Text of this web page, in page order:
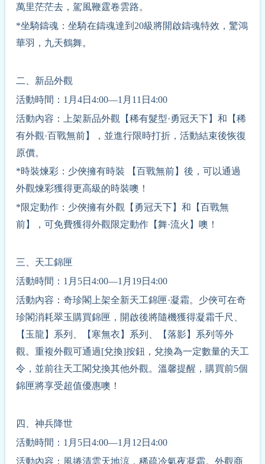
萬里茫茫去，駕風鞭霆卷雲路。
*坐騎鑄魂：坐騎在鑄魂達到20級將開啟鑄魂特效，驚鴻
華羽，九天鶴舞。
二、新品外觀
活動時間：1月4日4:00—1月11日4:00
活動內容：上架新品外觀【稀有髮型·勇冠天下】和【稀
有外觀·百戰無前】，並進行限時打折，活動結束後恢復
原價。
*時裝煉彩：少俠擁有時裝 【百戰無前】後，可以通過
外觀煉彩獲得更高級的時裝噢！
*限定動作：少俠擁有外觀【勇冠天下】和【百戰無
前】，可免費獲得外觀限定動作【舞·流火】噢！
三、天工錦匣
活動時間：1月5日4:00—1月19日4:00
活動內容：奇珍閣上架全新天工錦匣·凝霜。少俠可在奇
珍閣消耗翠玉購買錦匣，開啟後將隨機獲得凝霜千尺、
【玉龍】系列、【寒無衣】系列、【落影】系列等外
觀。重複外觀可通過[兌換]按鈕，兌換為一定數量的天工
令，並前往天工閣兌換其他外觀。溫馨提醒，購買前5個
錦匣將享受超值優惠噢！
四、神兵降世
活動時間：1月5日4:00—1月12日4:00
活動內容：風捲清雲天地涼，稀疏冷氣夜凝霜。外觀商